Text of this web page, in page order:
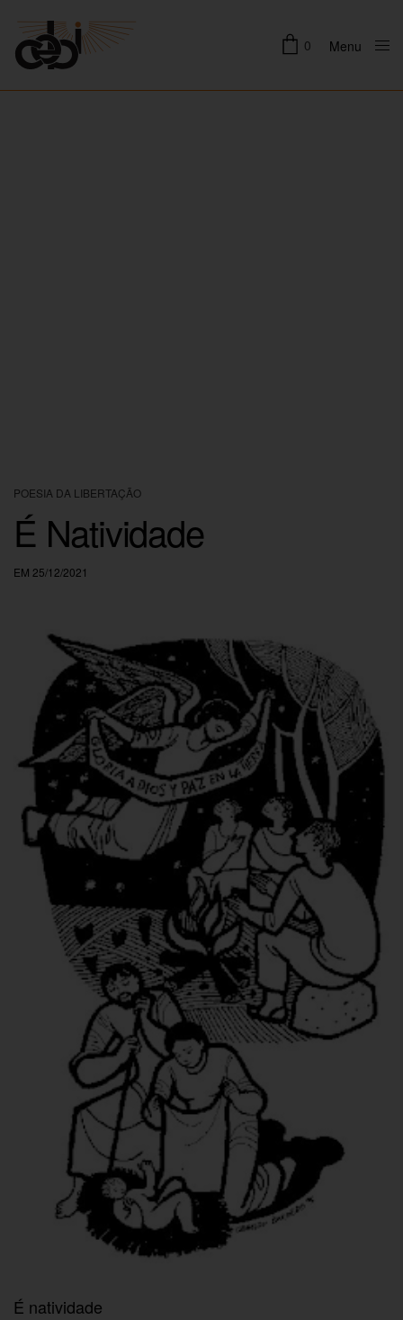
0 Menu
POESIA DA LIBERTAÇÃO
É Natividade
EM 25/12/2021
É natividade